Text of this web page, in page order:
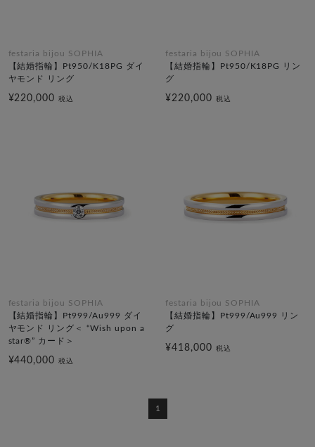
festaria bijou SOPHIA
【結婚指輪】Pt950/K18PG ダイ
ヤモンド リング
¥220,000税込
festaria bijou SOPHIA
【結婚指輪】Pt950/K18PG リン
グ
¥220,000 税込
festaria bijou SOPHIA
【結婚指輪】Pt999/Au999 ダイ
ヤモンド リング＜ “Wish upon a
star®” カード＞
¥440,000税込
festaria bijou SOPHIA
【結婚指輪】Pt999/Au999 リン
グ
¥418,000 税込
1